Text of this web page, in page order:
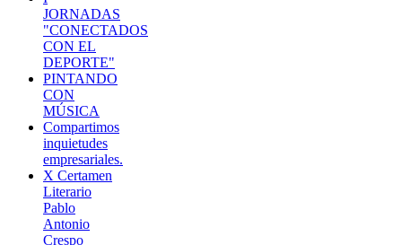
JORNADAS
"CONECTADOS
CON EL
DEPORTE"
PINTANDO
CON
MÚSICA
Compartimos
inquietudes
empresariales.
X Certamen
Literario
Pablo
Antonio
Crespo